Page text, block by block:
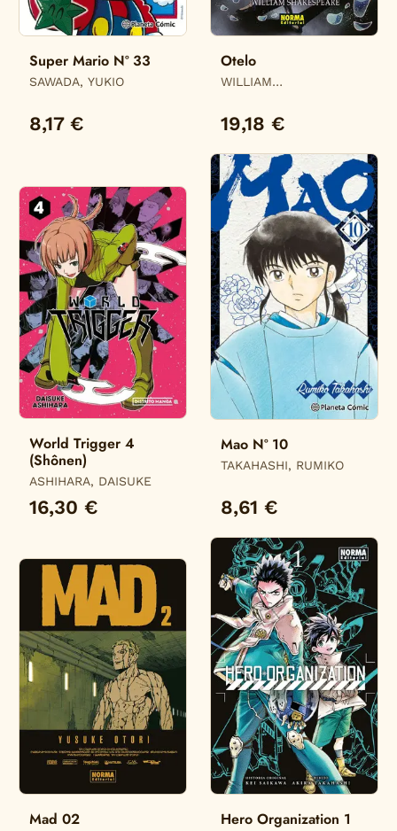
Super Mario Nº 33
SAWADA, YUKIO
8,17 €
Otelo
WILLIAM
WILLIAM SHAKESPEARE
/ JULIEN CHOY, /
19,18 €
World Trigger 4
(Shônen)
ASHIHARA, DAISUKE
16,30 €
Mao Nº 10
TAKAHASHI, RUMIKO
8,61 €
Mad 02 Hero Organization 1